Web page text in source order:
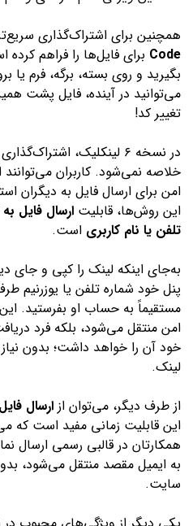
همچنین برای اشتراک‌گذاری
Code برای فایل‌ها را فراهم کرده
بگیرید و روی بسته، برگه، فرم یا
تغییر کد!
در نسخه ۶ لینکلیک،
خلاصه نمی‌شود. کاربران
امن برای ارسال فایل به دیگران
این روش‌ها، قابلیت ارسال فایل
تلفن یا نام کاربری است.
به‌جای اینکه لینک را کپی و جای
پنل خود شماره تلفن یا یوزرنیم
مستقیماً به حساب او بفرستید.
امن منتقل می‌شود، بلکه فرد
خود آن را خواهد داشت؛ بدون نیاز
لینک.
از طرف دیگر، می‌توان از ارسال
این قابلیت زمانی مفید است که
همکارتان در قالبی رسمی ارسال
به ایمیل مقصد منتقل می‌شود،
سایت.